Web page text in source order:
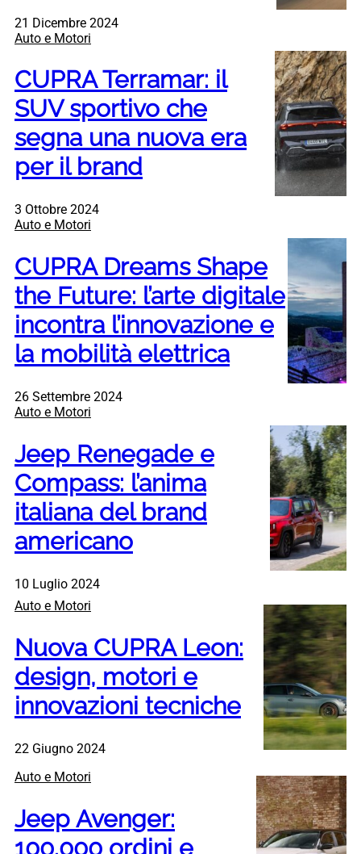
21 Dicembre 2024
Auto e Motori
CUPRA Terramar: il
SUV sportivo che
segna una nuova era
per il brand
3 Ottobre 2024
Auto e Motori
CUPRA Dreams Shape
the Future: l’arte digitale
incontra l’innovazione e
la mobilità elettrica
26 Settembre 2024
Auto e Motori
Jeep Renegade e
Compass: l’anima
italiana del brand
americano
10 Luglio 2024
Auto e Motori
Nuova CUPRA Leon:
design, motori e
innovazioni tecniche
22 Giugno 2024
Auto e Motori
Jeep Avenger:
100.000 ordini e